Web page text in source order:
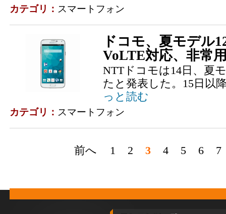
カテゴリ： スマートフォン
ドコモ、夏モデ
VoLTE対応、非常
NTTドコモは14日、夏
たと発表した。15日以
っと読む
カテゴリ： スマートフォン
前へ 1 2 3 4 5 6 7